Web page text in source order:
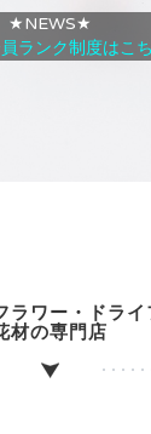
★NEWS★
ランク制度はこ
ラワー・ドライ
材の専門店